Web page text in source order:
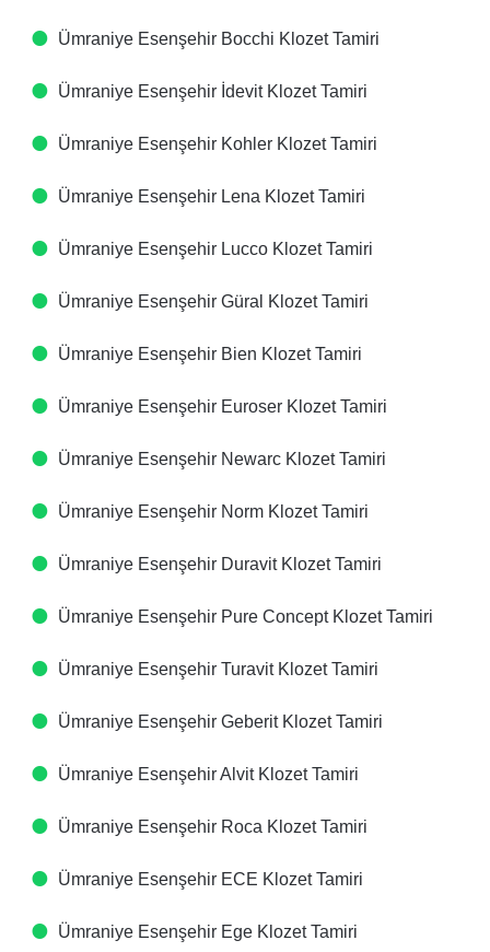
Ümraniye Esenşehir Bocchi Klozet Tamiri
Ümraniye Esenşehir İdevit Klozet Tamiri
Ümraniye Esenşehir Kohler Klozet Tamiri
Ümraniye Esenşehir Lena Klozet Tamiri
Ümraniye Esenşehir Lucco Klozet Tamiri
Ümraniye Esenşehir Güral Klozet Tamiri
Ümraniye Esenşehir Bien Klozet Tamiri
Ümraniye Esenşehir Euroser Klozet Tamiri
Ümraniye Esenşehir Newarc Klozet Tamiri
Ümraniye Esenşehir Norm Klozet Tamiri
Ümraniye Esenşehir Duravit Klozet Tamiri
Ümraniye Esenşehir Pure Concept Klozet Tamiri
Ümraniye Esenşehir Turavit Klozet Tamiri
Ümraniye Esenşehir Geberit Klozet Tamiri
Ümraniye Esenşehir Alvit Klozet Tamiri
Ümraniye Esenşehir Roca Klozet Tamiri
Ümraniye Esenşehir ECE Klozet Tamiri
Ümraniye Esenşehir Ege Klozet Tamiri